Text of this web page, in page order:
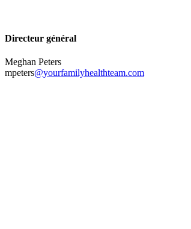
Directeur général
Meghan Peters
mpeters@yourfamilyhealthteam.com